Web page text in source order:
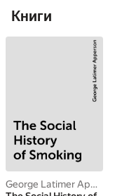
Книги
George Latimer Apperson